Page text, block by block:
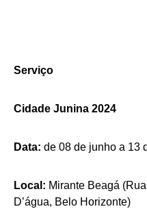
Serviço
Cidade Junina 2024
Data: de 08 de junho a 13
Local: Mirante Beagá
D’água, Belo Horizonte)